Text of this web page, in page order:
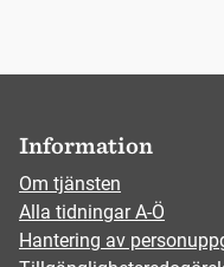
Information
Om tjänsten
Alla tidningar A-Ö
Hantering av